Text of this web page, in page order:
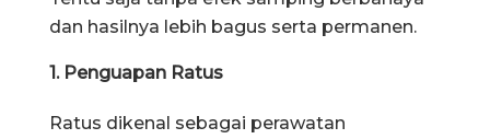
dan hasilnya lebih bagus serta permanen.
1. Penguapan Ratus
Ratus dikenal sebagai perawatan